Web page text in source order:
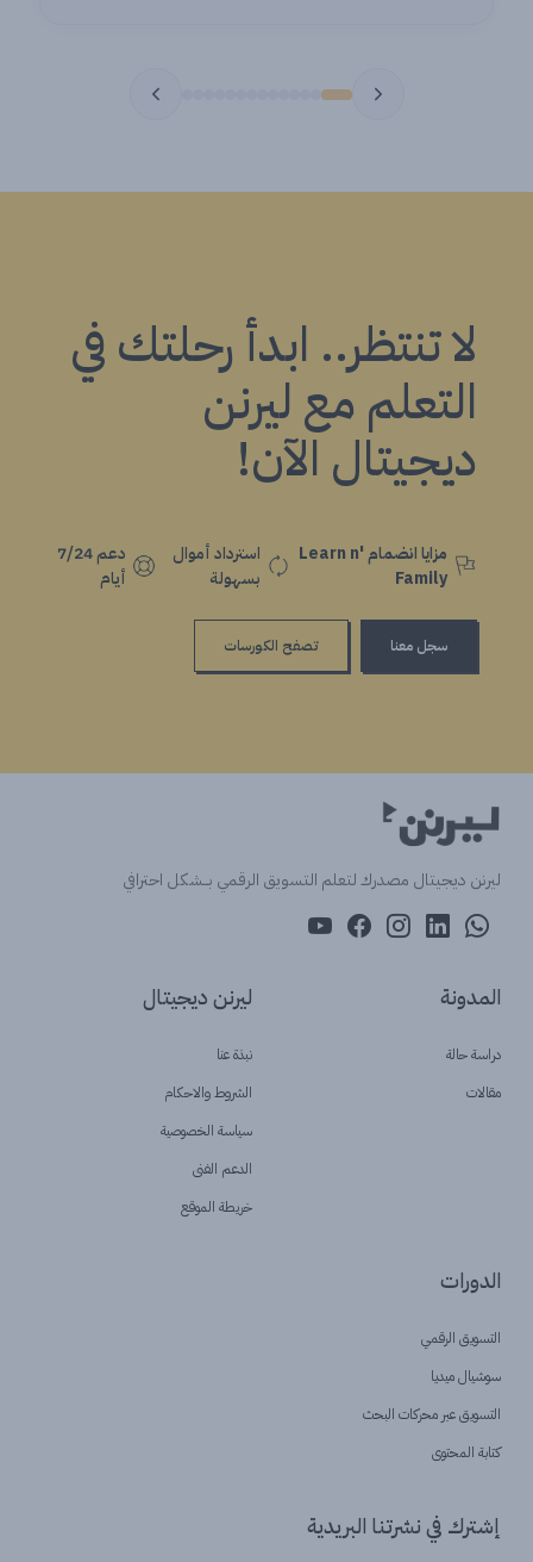
لا تنتظر.. ابدأ رحلتك في
التعلم مع ليرنن
ديجيتال الآن!
مزايا انضمام Learn n'
Family
استرداد أموال
بسهولة
دعم 7/24
أيام
سجل معنا تصفح الكورسات
ليرنن ديجيتال مصدرك لتعلم التسويق الرقمي بــشكل احترافي
المدونة
دراسة حالة
مقالات
ليرنن ديجيتال
نبذة عنا
الشروط والاحكام
سياسة الخصوصية
الدعم الفنى
خريطة الموقع
الدورات
التسويق الرقمي
سوشيال ميديا
التسويق عبر محركات البحث
كتابة المحتوى
إشترك في نشرتنا البريدية